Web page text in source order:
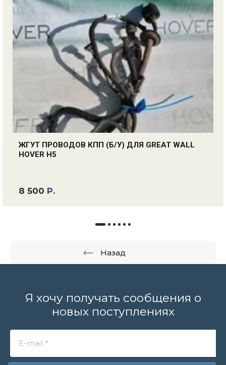
ЖГУТ ПРОВОДОВ КПП (Б/У) ДЛЯ GREAT WALL
HOVER H5
8 500 Р.
Назад
Я хочу получать сообщения о
новых поступлениях